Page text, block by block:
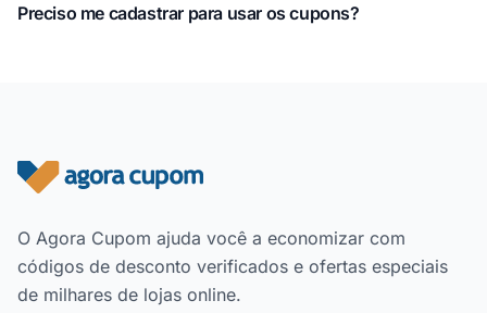
Preciso me cadastrar para usar os cupons?
Rodapé do site
O Agora Cupom ajuda você a economizar com
códigos de desconto verificados e ofertas especiais
de milhares de lojas online.